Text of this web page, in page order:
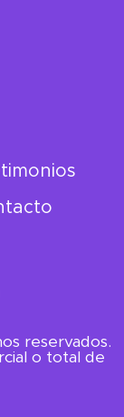
reservados.
o total de